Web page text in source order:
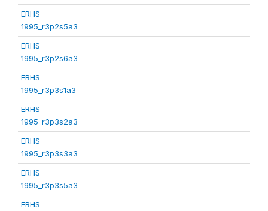
ERHS
1995_r3p2s5a3
ERHS
1995_r3p2s6a3
ERHS
1995_r3p3s1a3
ERHS
1995_r3p3s2a3
ERHS
1995_r3p3s3a3
ERHS
1995_r3p3s5a3
ERHS